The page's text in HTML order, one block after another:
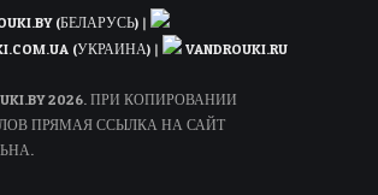
(БЕЛАРУСЬ) |
(УКРАИНА) |
VANDROUKI.RU
2026. ПРИ КОПИРОВАНИИ
ПРЯМАЯ ССЫЛКА НА САЙТ